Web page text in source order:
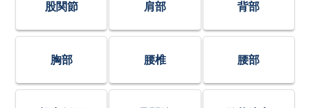
股関節 肩部 背部
胸部 腰椎 腰部